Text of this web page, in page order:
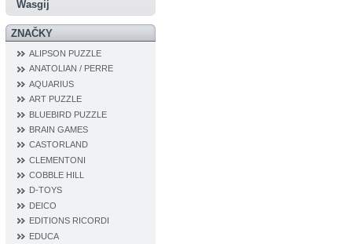
Wasgij
ZNAČKY
ALIPSON PUZZLE
ANATOLIAN / PERRE
AQUARIUS
ART PUZZLE
BLUEBIRD PUZZLE
BRAIN GAMES
CASTORLAND
CLEMENTONI
COBBLE HILL
D‐TOYS
DEICO
EDITIONS RICORDI
EDUCA